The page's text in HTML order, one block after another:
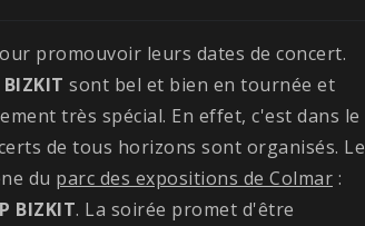
promouvoir leurs dates de concert.
sont bel et bien en tournée et
très spécial. En effet, c'est dans le
de tous horizons sont organisés. Le
du parc des expositions de Colmar :
BIZKIT. La soirée promet d'être